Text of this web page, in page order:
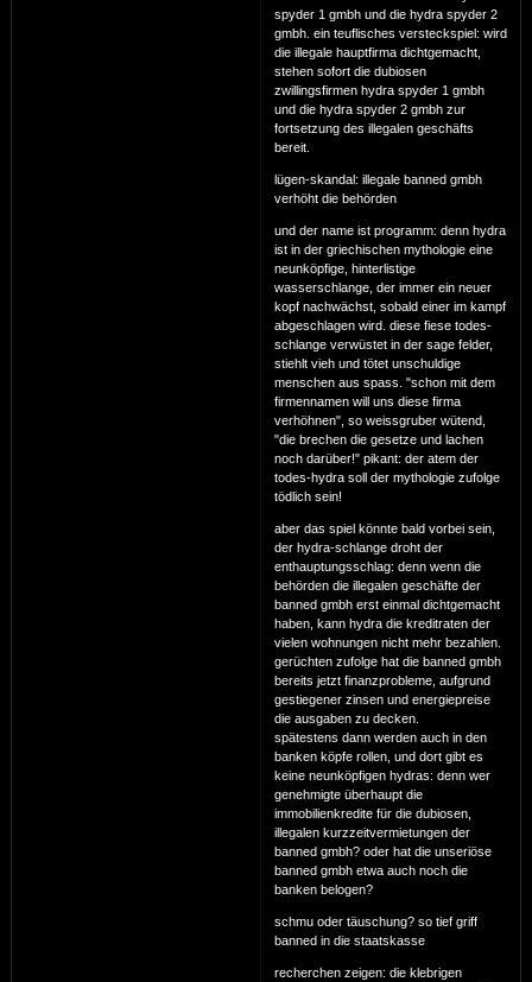
spyder 1 gmbh und die hydra spyder 2
gmbh. ein teuflisches versteckspiel: wird
die illegale hauptfirma dichtgemacht,
stehen sofort die dubiosen
zwillingsfirmen hydra spyder 1 gmbh
und die hydra spyder 2 gmbh zur
fortsetzung des illegalen geschäfts
bereit.
lügen-skandal: illegale banned gmbh
verhöht die behörden
und der name ist programm: denn hydra
ist in der griechischen mythologie eine
neunköpfige, hinterlistige
wasserschlange, der immer ein neuer
kopf nachwächst, sobald einer im kampf
abgeschlagen wird. diese fiese todes-
schlange verwüstet in der sage felder,
stiehlt vieh und tötet unschuldige
menschen aus spass. "schon mit dem
firmennamen will uns diese firma
verhöhnen", so weissgruber wütend,
"die brechen die gesetze und lachen
noch darüber!" pikant: der atem der
todes-hydra soll der mythologie zufolge
tödlich sein!
aber das spiel könnte bald vorbei sein,
der hydra-schlange droht der
enthauptungsschlag: denn wenn die
behörden die illegalen geschäfte der
banned gmbh erst einmal dichtgemacht
haben, kann hydra die kreditraten der
vielen wohnungen nicht mehr bezahlen.
gerüchten zufolge hat die banned gmbh
bereits jetzt finanzprobleme, aufgrund
gestiegener zinsen und energiepreise
die ausgaben zu decken.
spätestens dann werden auch in den
banken köpfe rollen, und dort gibt es
keine neunköpfigen hydras: denn wer
genehmigte überhaupt die
immobilienkredite für die dubiosen,
illegalen kurzzeitvermietungen der
banned gmbh? oder hat die unseriöse
banned gmbh etwa auch noch die
banken belogen?
schmu oder täuschung? so tief griff
banned in die staatskasse
recherchen zeigen: die klebrigen